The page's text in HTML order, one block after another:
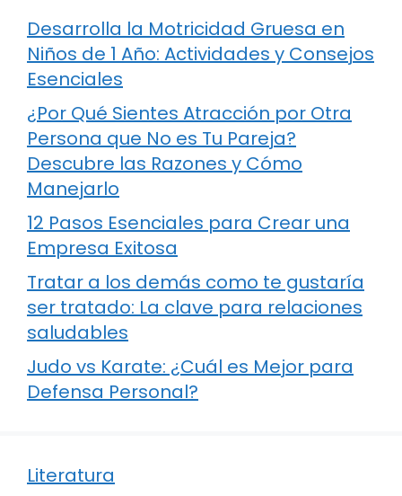
Desarrolla la Motricidad Gruesa en
Niños de 1 Año: Actividades y Consejos
Esenciales
¿Por Qué Sientes Atracción por Otra
Persona que No es Tu Pareja?
Descubre las Razones y Cómo
Manejarlo
12 Pasos Esenciales para Crear una
Empresa Exitosa
Tratar a los demás como te gustaría
ser tratado: La clave para relaciones
saludables
Judo vs Karate: ¿Cuál es Mejor para
Defensa Personal?
Literatura